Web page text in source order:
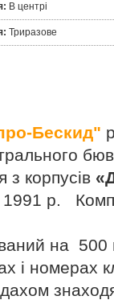
В центрі
Триразове
Бескид"
з корпусів
1991 р.
на 500
і номерах